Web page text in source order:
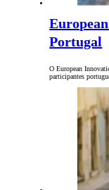
Portugal
O European
participantes